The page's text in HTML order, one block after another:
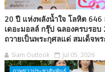
20 ปี แห่งพลังน้ำใจ โลหิต
เดอะมอลล์ กรุ๊ป ฉลองครบรอบ
ถวายเป็นพระกุศลแด่ สมเด็จพ
Siam Outlook Jul 05, 2026